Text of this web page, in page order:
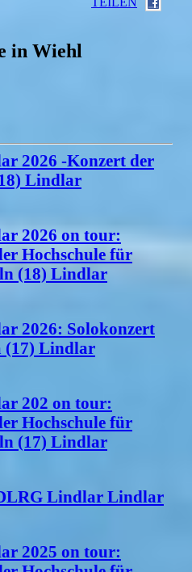
in Wiehl
2026 -Konzert der
Lindlar
2026 on tour:
Hochschule für
(18) Lindlar
2026: Solokonzert
(17) Lindlar
202 on tour:
Hochschule für
(17) Lindlar
Lindlar Lindlar
2025 on tour: